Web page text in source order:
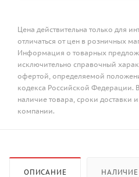
Цена действительна только для
отличаться от цен в розничных
Информация о товарных
исключительно справочный
офертой, определяемой
кодекса Российской Федерации.
наличие товара, сроки доставки
компании.
ОПИСАНИЕ НАЛИЧИЕ